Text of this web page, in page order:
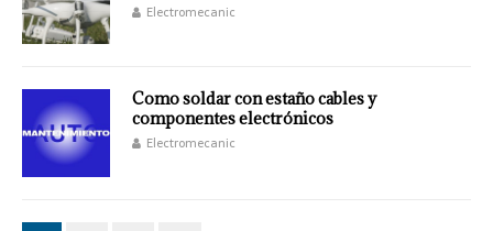
Electromecanic
Como soldar con estaño cables y
componentes electrónicos
Electromecanic